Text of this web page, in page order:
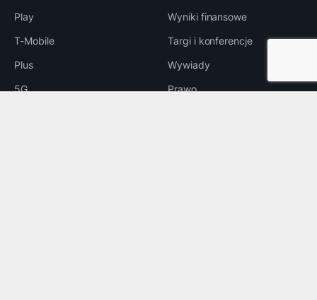
Play
T-Mobile
Plus
5G
Wyniki finansowe
Targi i konferencje
Wywiady
Prawo